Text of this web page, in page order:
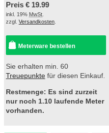
Preis € 19.99
inkl. 19% MwSt
zzgl. Versandkosten
Meterware bestellen
Sie erhalten min. 60
Treuepunkte für diesen Einkauf.
Restmenge: Es sind zurzeit
nur noch 1.10 laufende Meter
vorhanden.